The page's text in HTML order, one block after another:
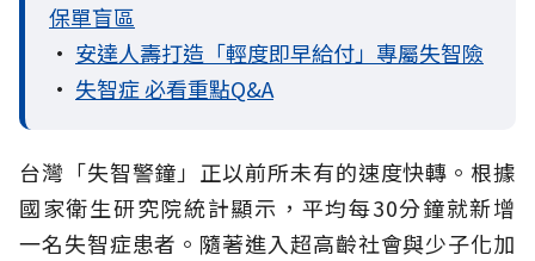
保單盲區
• 安達人壽打造「輕度即早給付」專屬失智險
• 失智症 必看重點Q&A
台灣「失智警鐘」正以前所未有的速度快轉。根據
國家衛生研究院統計顯示，平均每30分鐘就新增
一名失智症患者。隨著進入超高齡社會與少子化加